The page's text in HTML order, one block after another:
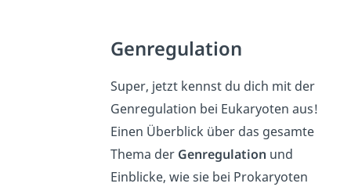
Genregulation
Super, jetzt kennst du dich mit der
Genregulation bei Eukaryoten aus!
Einen Überblick über das gesamte
Thema der Genregulation und
Einblicke, wie sie bei Prokaryoten